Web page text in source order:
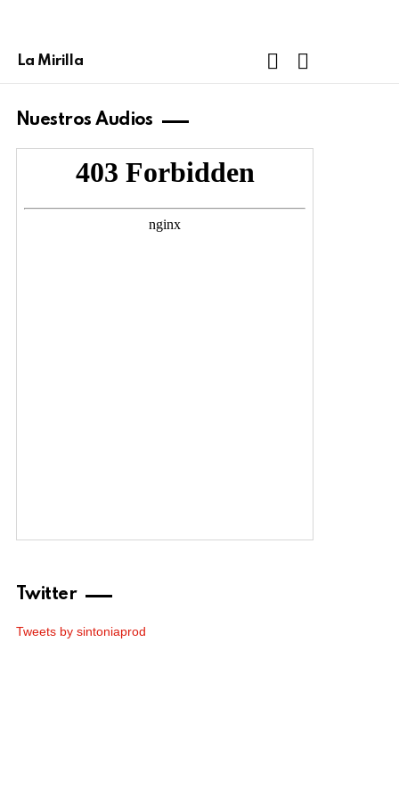
La Mirilla
FOLLOW
Nuestros Audios
Twitter
Tweets by sintoniaprod